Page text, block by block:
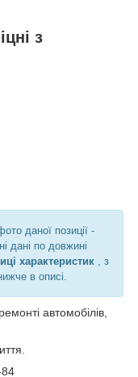
з
даної позиції -
дані по довжині
характеристик , з
в описі.
автомобілів,